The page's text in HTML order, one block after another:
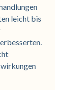
leicht bis